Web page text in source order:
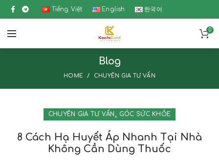
Tiếng Việt English 한국어
0
Blog
HOME CHUYÊN GIA TƯ VẤN
CHUYÊN GIA TƯ VẤN , GÓC SỨC KHỎE
8 Cách Hạ Huyết Áp Nhanh Tại Nhà
Không Cần Dùng Thuốc